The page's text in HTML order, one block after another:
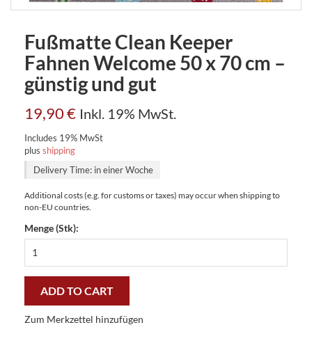
Fußmatte Clean Keeper
Fahnen Welcome 50 x 70 cm –
günstig und gut
19,90€ Inkl. 19% MwSt.
Includes 19% MwSt
plus shipping
Delivery Time: in einer Woche
Additional costs (e.g. for customs or taxes) may occur when shipping to
non-EU countries.
Menge (Stk):
Clean
Fahnen
50
ADD TO CART
Zum Merkzettel hinzufügen